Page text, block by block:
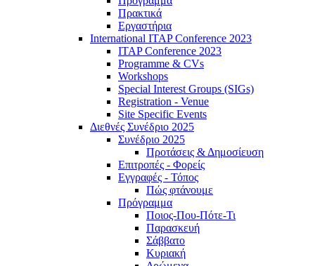
Πρακτικά
Εργαστήρια
International ITAP Conference 2023
ITAP Conference 2023
Programme & CVs
Workshops
Special Interest Groups (SIGs)
Registration - Venue
Site Specific Events
Διεθνές Συνέδριο 2025
Συνέδριο 2025
Προτάσεις & Δημοσίευση
Επιτροπές - Φορείς
Εγγραφές - Τόπος
Πώς φτάνουμε
Πρόγραμμα
Ποιος-Που-Πότε-Τι
Παρασκευή
Σάββατο
Κυριακή